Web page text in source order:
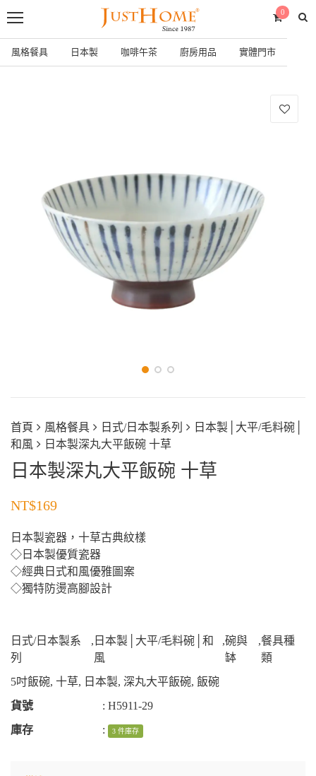
0
風格餐具 日本製 咖啡午茶 廚房用品 實體門市
首頁 風格餐具 日式/日本製系列
日本製│大平/毛料碗│
和風
日本製深丸大平飯碗 十草
日本製深丸大平飯碗 十草
NT$169
日本製瓷器，十草古典紋樣
◇日本製優質瓷器
◇經典日式和風優雅圖案
◇獨特防燙高腳設計
日式/日本製系
列
, 日本製│大平/毛料碗│和
風
,碗與
缽
,餐具種
類
5吋飯碗, 十草, 日本製, 深丸大平飯碗, 飯碗
貨號
: H5911-29
庫存
: 3 件庫存